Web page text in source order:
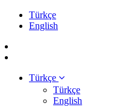
Türkçe
English
Türkçe
Türkçe
English